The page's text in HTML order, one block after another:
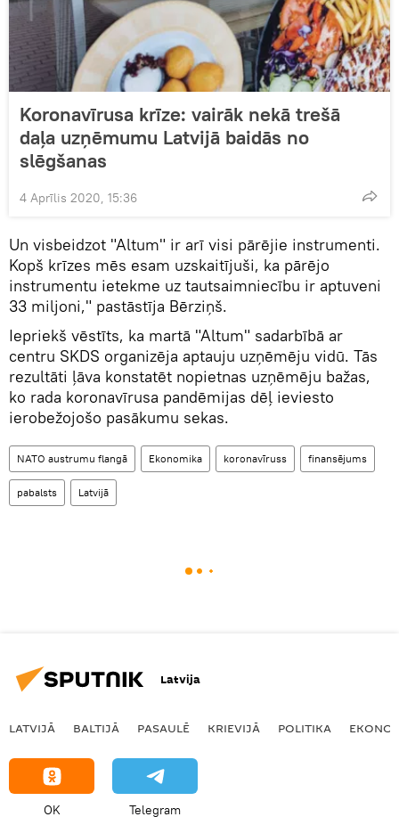
Koronavīrusa krīze: vairāk nekā trešā
daļa uzņēmumu Latvijā baidās no
slēgšanas
4 Aprīlis 2020, 15:36
Un visbeidzot "Altum" ir arī visi pārējie instrumenti.
Kopš krīzes mēs esam uzskaitījuši, ka pārējo
instrumentu ietekme uz tautsaimniecību ir aptuveni
33 miljoni," pastāstīja Bērziņš.
Iepriekš vēstīts, ka martā "Altum" sadarbībā ar
centru SKDS organizēja aptauju uzņēmēju vidū. Tās
rezultāti ļāva konstatēt nopietnas uzņēmēju bažas,
ko rada koronavīrusa pandēmijas dēļ ieviesto
ierobežojošo pasākumu sekas.
NATO austrumu flangā Ekonomika koronavīruss finansējums
pabalsts Latvijā
Latvija
LATVIJĀ BALTIJĀ PASAULĒ KRIEVIJĀ POLITIKA
OK Telegram